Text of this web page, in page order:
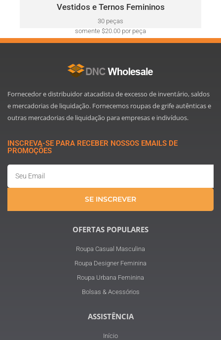
Vestidos e Ternos Femininos
30 peças
somente $20.00 por peça
Fornecedor e distribuidor atacadista de excesso de inventário, saldos
e mercadorias de liquidação. Fornecemos roupas de grife autênticas e
outras mercadorias de liquidação para empresas e indivíduos.
INSCREVA-SE PARA RECEBER NOSSOS EMAILS DE
PROMOÇÕES
SE INSCREVER
OFERTAS POPULARES
Roupa Casual Masculina
Roupa Designer Feminina
Roupa Urbana Feminina
Bolsas & Acessórios
ASSISTÊNCIA
Início